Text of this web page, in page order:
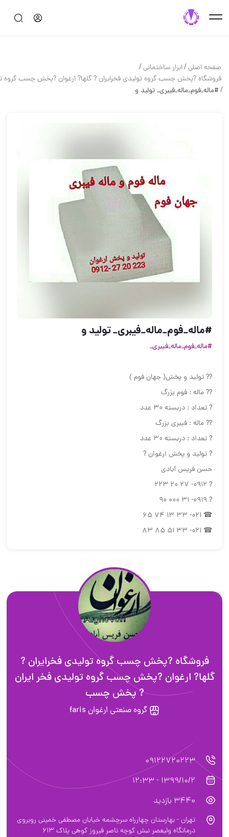
صفحه اصلی/ابزار ساختماني/
فروشگاه ?پخش چسب گروه تولیدی فخرایران ? گلها? ارغوان ?پخش چسب
/#ماله_فوم_ماله_فیبری_ تولید و
#ماله_فوم_ماله_فیبری_ تولید و
#ماله_فوم_ماله_فیبری_
?? تولید و پخش( جهان فوم )
?? ماله : فوم بزرگ
? تعداد : دربسته 30 عدد
?? ماله : فیبری بزرگ
? تعداد : دربسته 30 عدد
? تولید و پخش ارغوان ?
حسن فریس آبادی
? 0912- 27 20 223
? 0919- 31 000 90
☎ 021- 33 13 74 65
☎ 021- 33 51 85 83
فروشگاه ?پخش چسب گروه تولیدی فخرایران ?
گلها? ارغوان ?پخش چسب گروه تولیدی فخر ایران
? پخش چسب
گروه صنعتی ارغوان faris
09122720223
1399/10/2 - 12:33
3440 بازدید
تهران - بهارستان چهارراه سرچشمه خیابان مصطفی خمینی روبروی
درمانگاه ولیعصر نبش کوچه ناصر فیروز کوهی پلاک 613